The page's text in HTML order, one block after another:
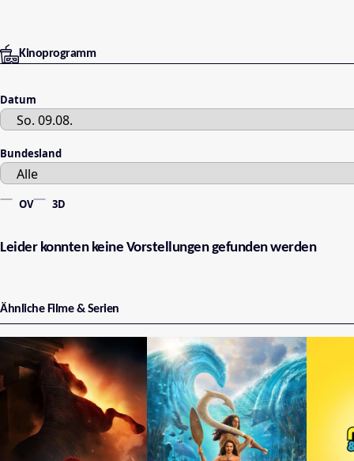
Kinoprogramm
Datum
Bundesland
OV 3D
Leider konnten keine Vorstellungen gefunden werden
Ähnliche Filme & Serien